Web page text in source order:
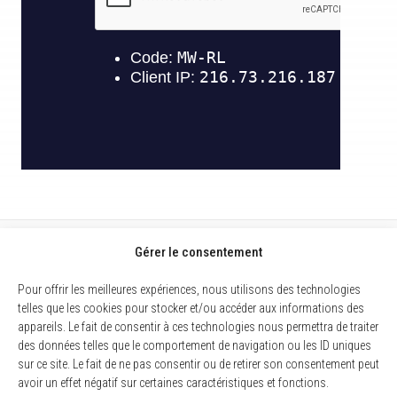
Gérer le consentement
Pour offrir les meilleures expériences, nous utilisons des technologies
telles que les cookies pour stocker et/ou accéder aux informations des
appareils. Le fait de consentir à ces technologies nous permettra de traiter
des données telles que le comportement de navigation ou les ID uniques
sur ce site. Le fait de ne pas consentir ou de retirer son consentement peut
avoir un effet négatif sur certaines caractéristiques et fonctions.